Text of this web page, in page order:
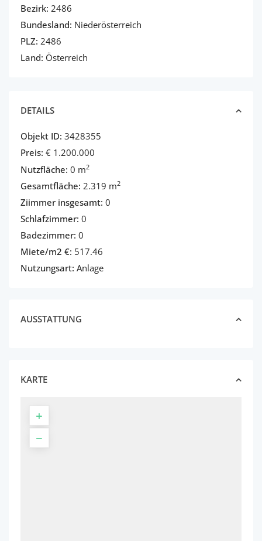
Bezirk: 2486
Bundesland: Niederösterreich
PLZ: 2486
Land: Österreich
DETAILS
Objekt ID: 3428355
Preis: € 1.200.000
Nutzfläche: 0 m2
Gesamtfläche: 2.319 m2
Ziimmer insgesamt: 0
Schlafzimmer: 0
Badezimmer: 0
Miete/m2 €: 517.46
Nutzungsart: Anlage
AUSSTATTUNG
KARTE